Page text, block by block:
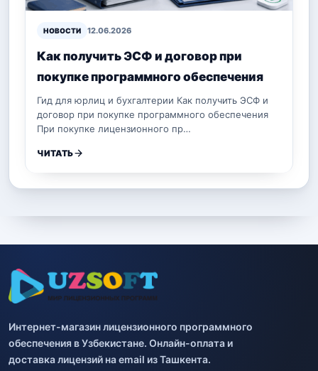
НОВОСТИ 12.06.2026
Как получить ЭСФ и договор при
покупке программного обеспечения
Гид для юрлиц и бухгалтерии Как получить ЭСФ и
договор при покупке программного обеспечения
При покупке лицензионного пр…
ЧИТАТЬ
Интернет-магазин лицензионного программного
обеспечения в Узбекистане. Онлайн-оплата и
доставка лицензий на email из Ташкента.